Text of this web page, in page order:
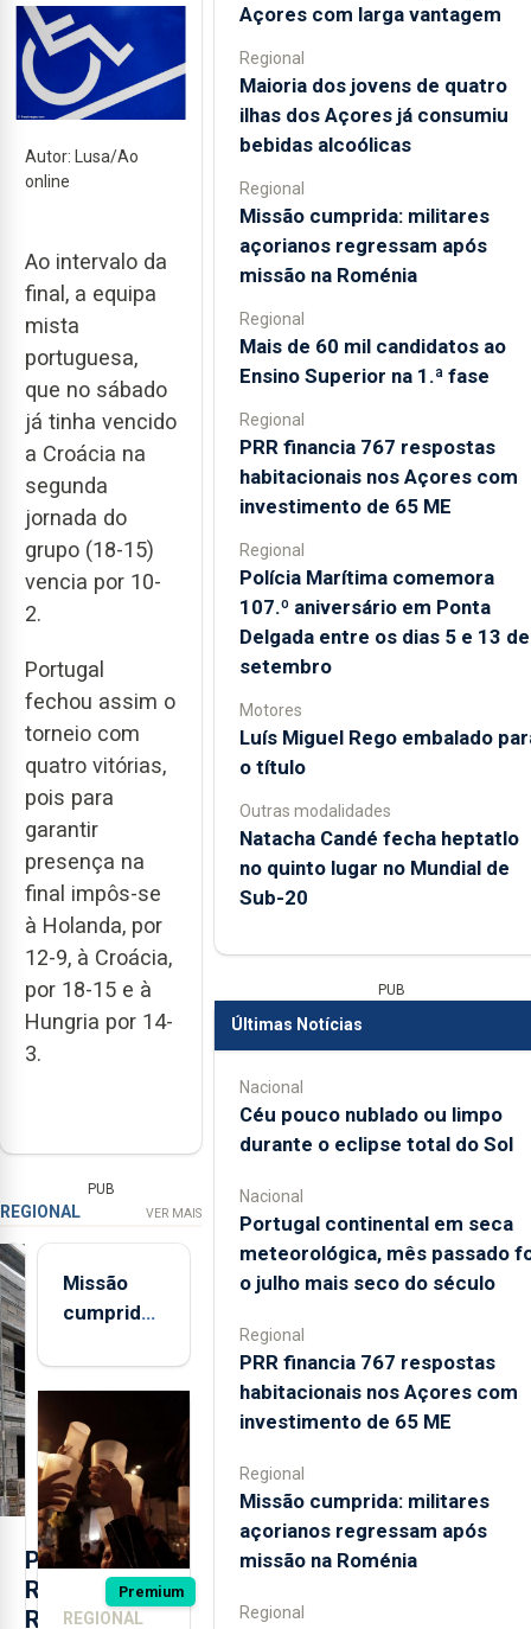
Autor: Lusa/Ao
online
Ao intervalo da
final, a equipa
mista
portuguesa,
que no sábado
já tinha vencido
a Croácia na
segunda
jornada do
grupo (18-15)
vencia por 10-
2.
Portugal
fechou assim o
torneio com
quatro vitórias,
pois para
garantir
presença na
final impôs-se
à Holanda, por
12-9, à Croácia,
por 18-15 e à
Hungria por 14-
3.
PUB
REGIONAL VER MAIS
P
R
R
Missão
cumprida:
açorianos
após
missão na
Roménia
Premium
REGIONAL
Açores com larga vantagem
Regional
Maioria dos jovens de quatro
ilhas dos Açores já consumiu
bebidas alcoólicas
Regional
Missão cumprida: militares
açorianos regressam após
missão na Roménia
Regional
Mais de 60 mil candidatos ao
Ensino Superior na 1.ª fase
Regional
PRR financia 767 respostas
habitacionais nos Açores com
investimento de 65 ME
Regional
Polícia Marítima comemora
107.º aniversário em Ponta
Delgada entre os dias 5 e 13 de
setembro
Motores
Luís Miguel Rego embalado
o título
Outras modalidades
Natacha Candé fecha heptatlo
no quinto lugar no Mundial de
Sub-20
PUB
Últimas Notícias
Nacional
Céu pouco nublado ou limpo
durante o eclipse total do Sol
Nacional
Portugal continental em seca
meteorológica, mês passado
o julho mais seco do século
Regional
PRR financia 767 respostas
habitacionais nos Açores com
investimento de 65 ME
Regional
Missão cumprida: militares
açorianos regressam após
missão na Roménia
Regional